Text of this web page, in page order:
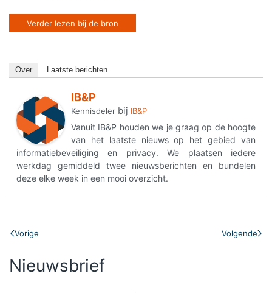
Verder lezen bij de bron
Over Laatste berichten
IB&P
Kennisdeler bij IB&P
Vanuit IB&P houden we je graag op de hoogte
van het laatste nieuws op het gebied van
informatiebeveiliging en privacy. We plaatsen iedere
werkdag gemiddeld twee nieuwsberichten en bundelen
deze elke week in een mooi overzicht.
Vorige Volgende
Nieuwsbrief